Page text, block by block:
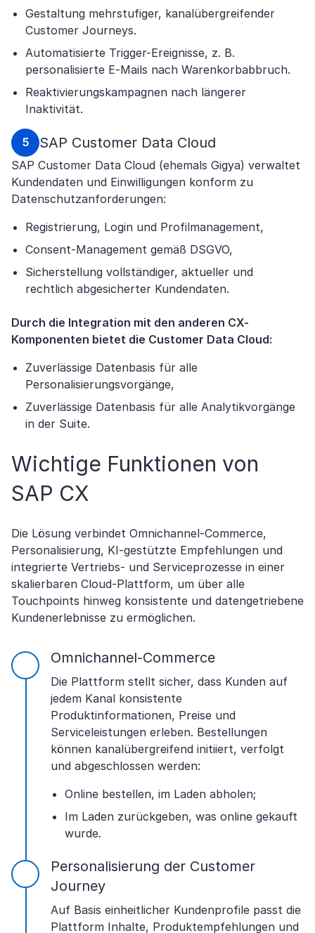
Gestaltung mehrstufiger, kanalübergreifender
Customer Journeys.
Automatisierte Trigger-Ereignisse, z. B.
personalisierte E-Mails nach Warenkorbabbruch.
Reaktivierungskampagnen nach längerer
Inaktivität.
SAP Customer Data Cloud
SAP Customer Data Cloud (ehemals Gigya) verwaltet
Kundendaten und Einwilligungen konform zu
Datenschutzanforderungen:
Registrierung, Login und Profilmanagement,
Consent-Management gemäß DSGVO,
Sicherstellung vollständiger, aktueller und
rechtlich abgesicherter Kundendaten.
Durch die Integration mit den anderen CX-
Komponenten bietet die Customer Data Cloud:
Zuverlässige Datenbasis für alle
Personalisierungsvorgänge,
Zuverlässige Datenbasis für alle Analytikvorgänge
in der Suite.
Wichtige Funktionen von
SAP CX
Die Lösung verbindet Omnichannel-Commerce,
Personalisierung, KI-gestützte Empfehlungen und
integrierte Vertriebs- und Serviceprozesse in einer
skalierbaren Cloud-Plattform, um über alle
Touchpoints hinweg konsistente und datengetriebene
Kundenerlebnisse zu ermöglichen.
Omnichannel-Commerce
Die Plattform stellt sicher, dass Kunden auf
jedem Kanal konsistente
Produktinformationen, Preise und
Serviceleistungen erleben. Bestellungen
können kanalübergreifend initiiert, verfolgt
und abgeschlossen werden:
Online bestellen, im Laden abholen;
Im Laden zurückgeben, was online gekauft
wurde.
Personalisierung der Customer
Journey
Auf Basis einheitlicher Kundenprofile passt die
Plattform Inhalte, Produktempfehlungen und